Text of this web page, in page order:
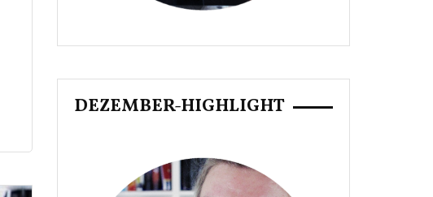
DEZEMBER-HIGHLIGHT